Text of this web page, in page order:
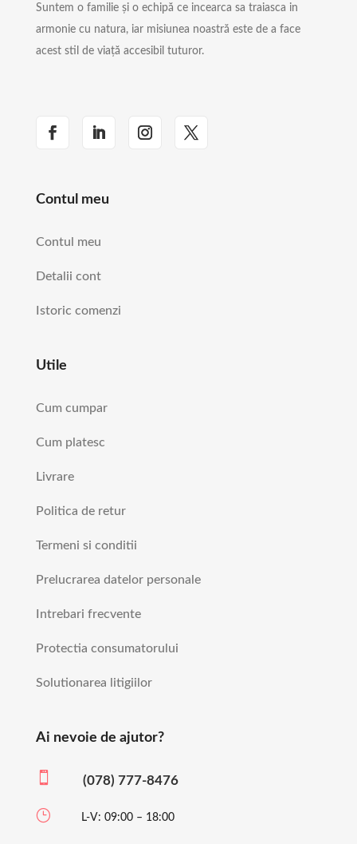
Suntem o familie și o echipă ce incearca sa traiasca in
armonie cu natura, iar misiunea noastră este de a face
acest stil de viață accesibil tuturor.
Contul meu
Contul meu
Detalii cont
Istoric comenzi
Utile
Cum cumpar
Cum platesc
Livrare
Politica de retur
Termeni si conditii
Prelucrarea datelor personale
Intrebari frecvente
Protectia consumatorului
Solutionarea litigiilor
Ai nevoie de ajutor?
 (078) 777-8476
} L-V: 09:00 – 18:00